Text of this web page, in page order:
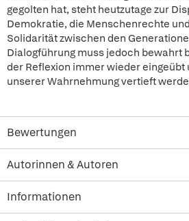
gegolten hat, steht heutzutage zur
Demokratie, die Menschenrechte
Solidarität zwischen den
Dialogführung muss jedoch bewahrt
der Reflexion immer wieder
unserer Wahrnehmung vertieft
Bewertungen
Autorinnen & Autoren
Informationen